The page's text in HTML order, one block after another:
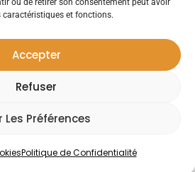
ou de retirer son consentement peut avoir
et fonctions.
Accepter
Refuser
Les Préférences
Politique de Confidentialité
Légales